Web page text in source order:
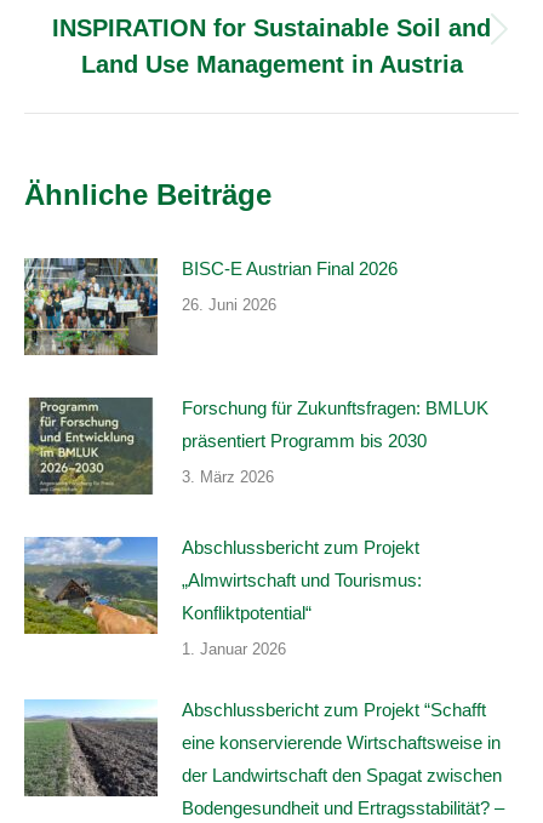
Beitrag:
INSPIRATION for Sustainable Soil and
Land Use Management in Austria
Ähnliche Beiträge
BISC-E Austrian Final 2026
26. Juni 2026
Forschung für Zukunftsfragen: BMLUK
präsentiert Programm bis 2030
3. März 2026
Abschlussbericht zum Projekt
„Almwirtschaft und Tourismus:
Konfliktpotential“
1. Januar 2026
Abschlussbericht zum Projekt “Schafft
eine konservierende Wirtschaftsweise in
der Landwirtschaft den Spagat zwischen
Bodengesundheit und Ertragsstabilität? –